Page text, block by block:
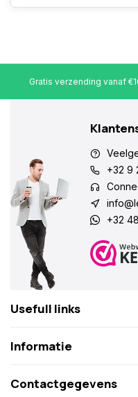
Gratis verzending vanaf
+32 9
+32
Usefull links
Informatie
Contactgegevens